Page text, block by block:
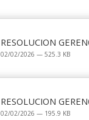
RESOLUCION
02/02/2026 — 525.3 KB
RESOLUCION
02/02/2026 — 195.9 KB